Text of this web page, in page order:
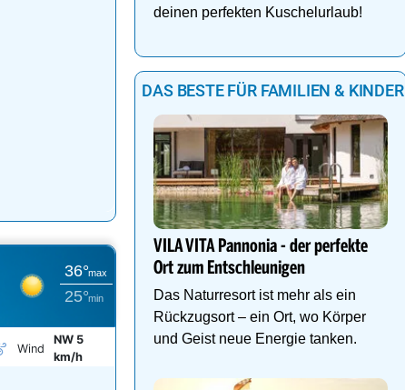
36°max
25°min
Wind
NW 5
km/h
deinen perfekten Kuschelurlaub!
DAS BESTE FÜR FAMILIEN & KINDER
VILA VITA Pannonia - der perfekte
Ort zum Entschleunigen
Das Naturresort ist mehr als ein
Rückzugsort – ein Ort, wo Körper
und Geist neue Energie tanken.